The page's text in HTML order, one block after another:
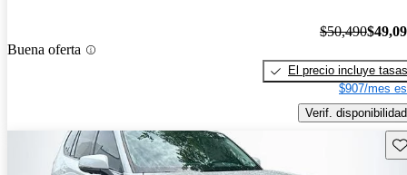
Buena oferta
$50,490
El precio incluye tasas
$907/mes
Verif. disponibilidad